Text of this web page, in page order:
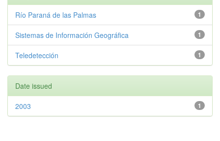
1
Río Paraná de las Palmas
1
Sistemas de Información Geográfica
1
Teledetección
Date issued
1
2003